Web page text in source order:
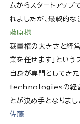
ムからスタートアップ
れましたが、最終的な
藤原様
裁量権の大きさと経
業を任せます」という
自身が専門としてき
technologiesの経営
とが決め手となりまし
佐藤